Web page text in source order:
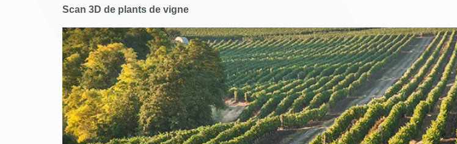
Scan 3D de plants de vigne